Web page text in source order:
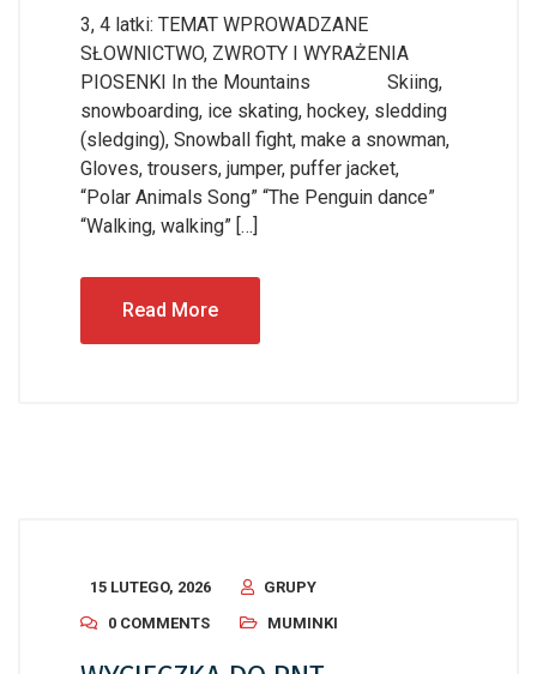
3, 4 latki: TEMAT WPROWADZANE
SŁOWNICTWO, ZWROTY I WYRAŻENIA
PIOSENKI In the Mountains Skiing,
snowboarding, ice skating, hockey, sledding
(sledging), Snowball fight, make a snowman,
Gloves, trousers, jumper, puffer jacket,
“Polar Animals Song” “The Penguin dance”
“Walking, walking” […]
Read More
15 LUTEGO, 2026
GRUPY
0 COMMENTS
MUMINKI